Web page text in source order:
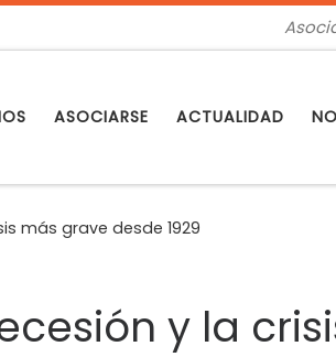
ASOCIARSE ACTUALIDAD
más grave desde 1929
y la